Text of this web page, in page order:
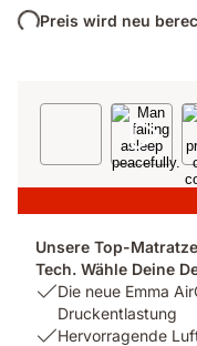
Preis wird neu
Unsere Top-
Tech. Wähle Deine
USP
Die
Die neue Emma
Druckentlastung
USPHervorragende